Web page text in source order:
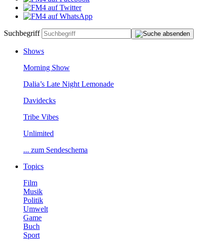
Suchbegriff
Shows
MorningShow
Dalia’sLateNightLemonade
Davidecks
TribeVibes
Unlimited
...zumSendeschema
Topics
Film
Musik
Politik
Umwelt
Game
Buch
Sport